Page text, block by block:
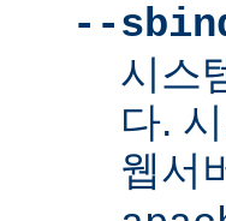
--
시스
다.
웹서